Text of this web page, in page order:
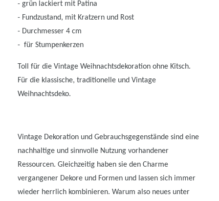
- grün lackiert mit Patina
- Fundzustand, mit Kratzern und Rost
- Durchmesser 4 cm
- für Stumpenkerzen
Toll für die Vintage Weihnachtsdekoration ohne Kitsch.
Für die klassische, traditionelle und Vintage
Weihnachtsdeko.
Vintage Dekoration und Gebrauchsgegenstände sind eine
nachhaltige und sinnvolle Nutzung vorhandener
Ressourcen. Gleichzeitig haben sie den Charme
vergangener Dekore und Formen und lassen sich immer
wieder herrlich kombinieren. Warum also neues unter